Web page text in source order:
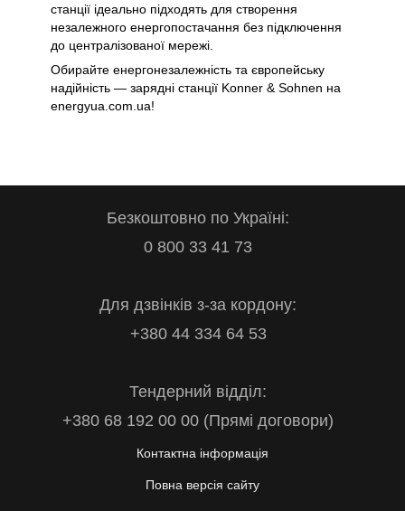
станції ідеально підходять для створення
незалежного енергопостачання без підключення
до централізованої мережі.
Обирайте енергонезалежність та європейську
надійність — зарядні станції Konner & Sohnen на
energyua.com.ua!
Безкоштовно по Україні:
0 800 33 41 73
Для дзвінків з-за кордону:
+380 44 334 64 53
Тендерний відділ:
+380 68 192 00 00 (Прямі договори)
Контактна інформація
Повна версія сайту